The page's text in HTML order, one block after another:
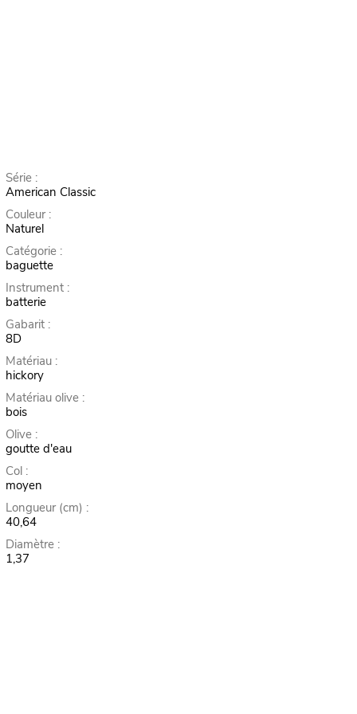
Série :
American Classic
Couleur :
Naturel
Catégorie :
baguette
Instrument :
batterie
Gabarit :
8D
Matériau :
hickory
Matériau olive :
bois
Olive :
goutte d'eau
Col :
moyen
Longueur (cm) :
40,64
Diamètre :
1,37